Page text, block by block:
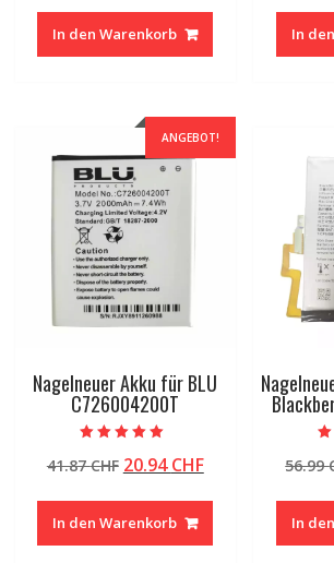
war:
41.87 CHF
In den Warenkorb In
ANGEBOT!
Nagelneuer Akku für BLU
C726004200T
5.00
von 5
41.87CHF Ursprünglicher
war:
41.87 CHF
20.94CHFAktueller
In den Warenkorb
56.99
In